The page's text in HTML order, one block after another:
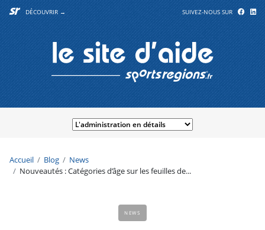
DÉCOUVRIR → SUIVEZ-NOUS SUR
Accueil Blog
News
Nouveautés : Catégories d’âge sur les feuilles de...
NEWS